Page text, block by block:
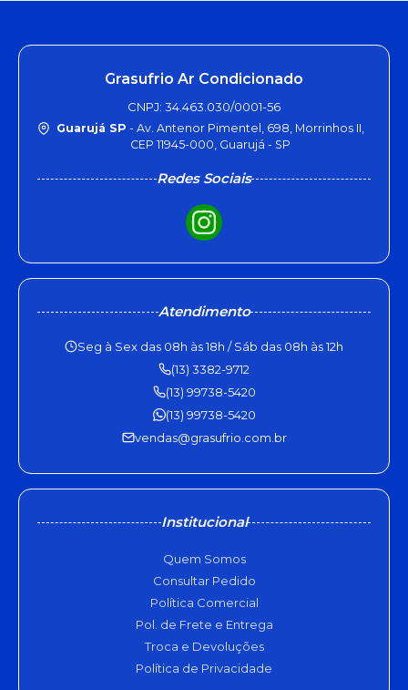
Grasufrio Ar Condicionado
CNPJ: 34.463.030/0001-56
Guarujá SP - Av. Antenor Pimentel, 698, Morrinhos II,
CEP 11945-000, Guarujá - SP
Redes Sociais
Atendimento
Seg à Sex das 08h às 18h / Sáb das 08h às 12h
(13) 3382-9712
(13) 99738-5420
(13) 99738-5420
vendas@grasufrio.com.br
Institucional
Quem Somos
Consultar Pedido
Política Comercial
Pol. de Frete e Entrega
Troca e Devoluções
Política de Privacidade